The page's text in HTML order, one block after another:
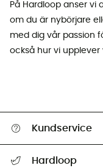
På Hardloop anser vi
om du är nybörjare
med dig vår passion
också hur vi upplever
Kundservice
Hardloop